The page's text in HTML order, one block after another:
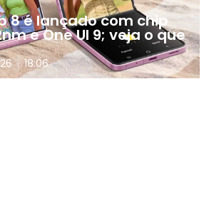
8 é lançado com chip
e One UI 9; veja o que
18:06